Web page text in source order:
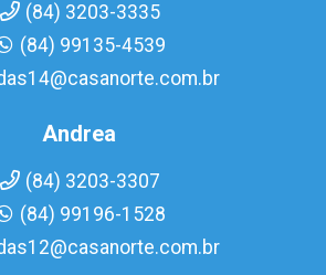
(84) 3203-3335
(84) 99135-4539
Andrea
(84) 3203-3307
(84) 99196-1528